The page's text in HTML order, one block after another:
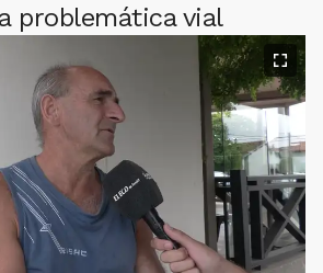
problemática vial